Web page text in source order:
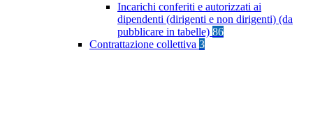
Incarichi conferiti e autorizzati ai
dipendenti (dirigenti e non dirigenti) (da
pubblicare in tabelle) 86
Contrattazione collettiva 3